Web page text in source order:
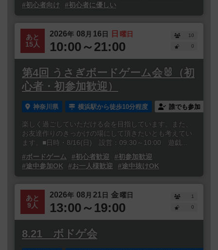
#初心者向け
#初心者に優しい
あと
15人
2026年 08 月 16日 日 曜日
10:00～21:00
10
0
第4回 うさぎボードゲーム会🐰（初
心者・初参加歓迎）
神奈川県 横浜駅から徒歩10分程度 誰でも参加
楽しく過ごしていただける会を目指しています。また、
お友達作りのきっかけの場にして頂きたいとも考えてい
ます。■日時・8/16(日) 設営：09:30～10:00 遊戯...
#ボードゲーム
#初心者歓迎
#初参加歓迎
#途中参加OK
#お一人様歓迎 #途中抜けOK
あと
9人
2026年 08 月 21日 金曜日
13:00～19:00
1
0
8.21 ボドゲ会